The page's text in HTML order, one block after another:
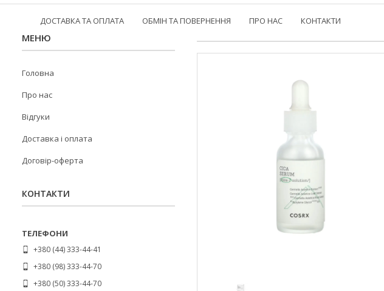
ДОСТАВКА ТА ОПЛАТА ОБМІН ТА ПОВЕРНЕННЯ ПРО НАС КОНТАКТИ
Головна
Про нас
Відгуки
Доставка і оплата
Договір-оферта
КОНТАКТИ
+380 (44) 333-44-41
+380 (98) 333-44-70
+380 (50) 333-44-70